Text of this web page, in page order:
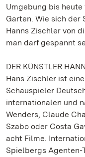
Umgebung bis
Garten. Wie sich
Hanns Zischler von
man darf gespannt
DER KÜNSTLER
Hans Zischler ist
Schauspieler
internationalen und
Wenders, Claude
Szabo oder Costa
acht Filme.
Spielbergs Agenten-